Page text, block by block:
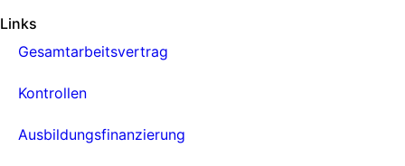
Links
Gesamtarbeitsvertrag
Kontrollen
Ausbildungsfinanzierung